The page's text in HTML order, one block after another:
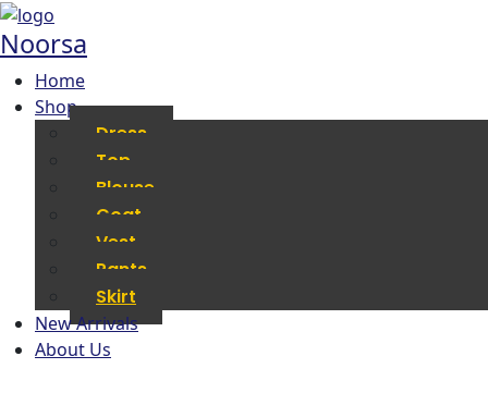
Noorsa
Home
Shop
Dress
Top
Blouse
Coat
Vest
Pants
Skirt
New Arrivals
About Us